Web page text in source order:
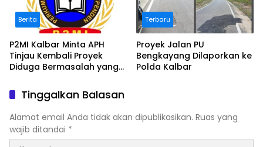
Berita
P2MI Kalbar Minta APH
Tinjau Kembali Proyek
Diduga Bermasalah yang
Terbaru
Proyek Jalan PU
Bengkayang Dilaporkan ke
Polda Kalbar
Tinggalkan Balasan
Alamat email Anda tidak akan dipublikasikan. Ruas yang
wajib ditandai *